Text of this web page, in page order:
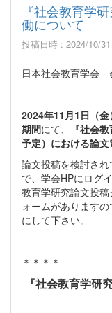
『社会教育学
働について
投稿日時 : 2024/10/31
日本社会教育学会
2024年11月1日（
期間にて、
『社会
予定）における論
論文投稿を検討さ
で、学会HPにログ
教育学研究論文投
ォームがあります
にして下さい。
＊＊＊＊
『社会教育学研